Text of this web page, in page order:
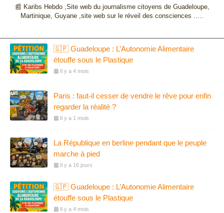
📰 Karibs Hebdo ,Site web du journalisme citoyens de Guadeloupe,
Martinique, Guyane ,site web sur le réveil des consciences .....
🇬🇵 Guadeloupe : L’Autonomie Alimentaire
étouffe sous le Plastique
Il y a 4 mois
Paris : faut-il cesser de vendre le rêve pour enfin
regarder la réalité ?
Il y a 1 mois
La République en berline pendant que le peuple
marche à pied
Il y a 16 jours
🇬🇵 Guadeloupe : L’Autonomie Alimentaire
étouffe sous le Plastique
Il y a 4 mois